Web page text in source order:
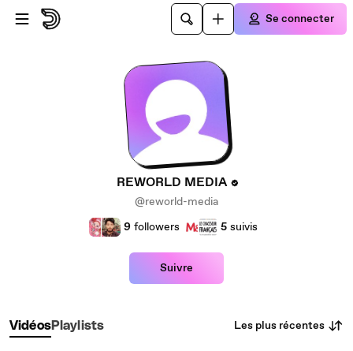
Passer au contenu principal
Se connecter
REWORLD MEDIA
@reworld-media
9 followers 5 suivis
Suivre
VidéosPlaylists Les plus récentes